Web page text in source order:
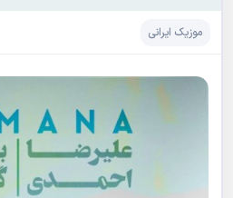
موزیک ایرانی